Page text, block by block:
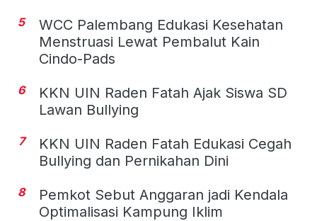
5
WCC Palembang Edukasi Kesehatan
Menstruasi Lewat Pembalut Kain
Cindo-Pads
6
KKN UIN Raden Fatah Ajak Siswa SD
Lawan Bullying
7
KKN UIN Raden Fatah Edukasi Cegah
Bullying dan Pernikahan Dini
8
Pemkot Sebut Anggaran jadi Kendala
Optimalisasi Kampung Iklim